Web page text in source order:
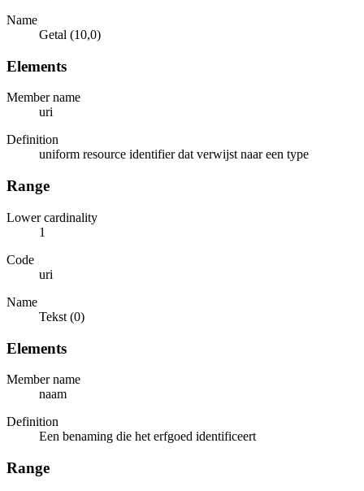
Name
Getal (10,0)
Elements
Member name
uri
Definition
uniform resource identifier dat verwijst naar een type
Range
Lower cardinality
1
Code
uri
Name
Tekst (0)
Elements
Member name
naam
Definition
Een benaming die het erfgoed identificeert
Range